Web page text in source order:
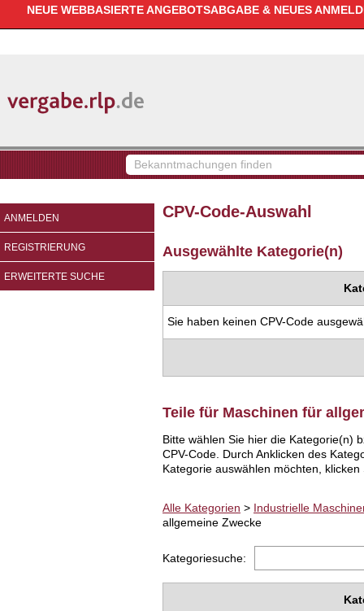
NEUE WEBBASIERTE ANGEBOTSABGABE & NEUES
Bekanntmachungen
finden
ANMELDEN
REGISTRIERUNG
ERWEITERTE SUCHE
CPV-Code-Auswahl
Ausgewählte Kategorie(n)
Sie haben keinen CPV-Code
Teile für Maschinen für
Bitte wählen Sie hier die Kategorie(n)
CPV-Code. Durch Anklicken des
Kategorie auswählen möchten,
Alle Kategorien > Industrielle
allgemeine Zwecke
Kategoriesuche: